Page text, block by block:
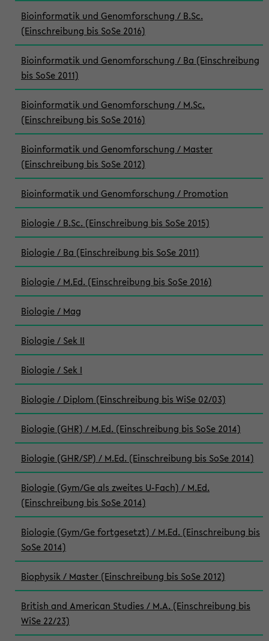
Bioinformatik und Genomforschung / B.Sc.
(Einschreibung bis SoSe 2016)
Bioinformatik und Genomforschung / Ba (Einschreibung
bis SoSe 2011)
Bioinformatik und Genomforschung / M.Sc.
(Einschreibung bis SoSe 2016)
Bioinformatik und Genomforschung / Master
(Einschreibung bis SoSe 2012)
Bioinformatik und Genomforschung / Promotion
Biologie / B.Sc. (Einschreibung bis SoSe 2015)
Biologie / Ba (Einschreibung bis SoSe 2011)
Biologie / M.Ed. (Einschreibung bis SoSe 2016)
Biologie / Mag
Biologie / Sek II
Biologie / Sek I
Biologie / Diplom (Einschreibung bis WiSe 02/03)
Biologie (GHR) / M.Ed. (Einschreibung bis SoSe 2014)
Biologie (GHR/SP) / M.Ed. (Einschreibung bis SoSe 2014)
Biologie (Gym/Ge als zweites U-Fach) / M.Ed.
(Einschreibung bis SoSe 2014)
Biologie (Gym/Ge fortgesetzt) / M.Ed. (Einschreibung bis
SoSe 2014)
Biophysik / Master (Einschreibung bis SoSe 2012)
British and American Studies / M.A. (Einschreibung bis
WiSe 22/23)